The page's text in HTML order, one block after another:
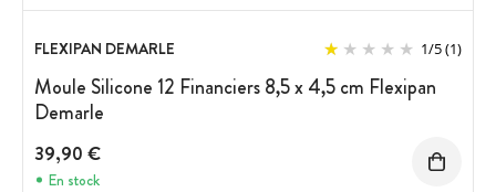
FLEXIPAN DEMARLE 1/5(1)
Moule Silicone 12 Financiers 8,5 x 4,5 cm Flexipan
Demarle
39,90 €
En stock